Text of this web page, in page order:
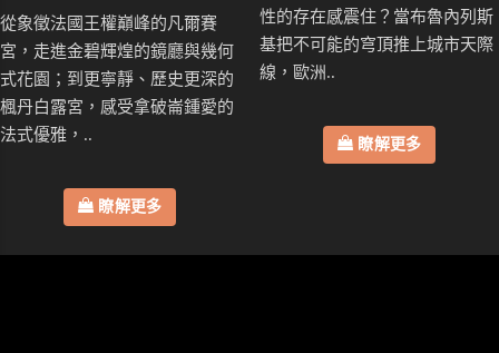
從象徵法國王權巔峰的凡爾賽
宮，走進金碧輝煌的鏡廳與幾何
式花園；到更寧靜、歷史更深的
楓丹白露宮，感受拿破崙鍾愛的
法式優雅，..
瞭解更多
性的存在感震住？當布魯內列斯
基把不可能的穹頂推上城市天際
線，歐洲..
瞭解更多